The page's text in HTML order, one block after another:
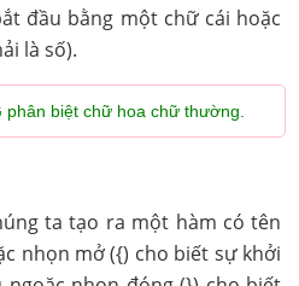
đầu bằng một chữ cái hoặc
là số).
phân biệt chữ hoa chữ thường.
ta tạo ra một hàm có tên
nhọn mở ({) cho biết sự khởi